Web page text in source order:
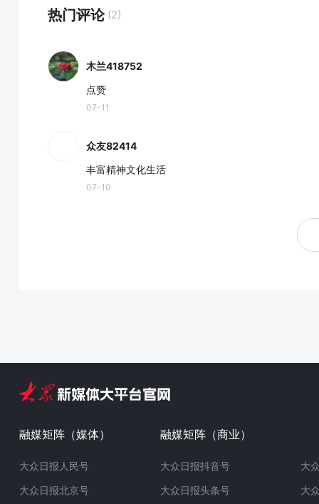
热门评论 (2)
木兰418752
点赞
07-11
众友82414
丰富精神文化生活
07-10
融媒矩阵（媒体）
大众日报人民号
大众日报北京号
融媒矩阵（商业）
大众日报抖音号
大众日报头条号
大
大